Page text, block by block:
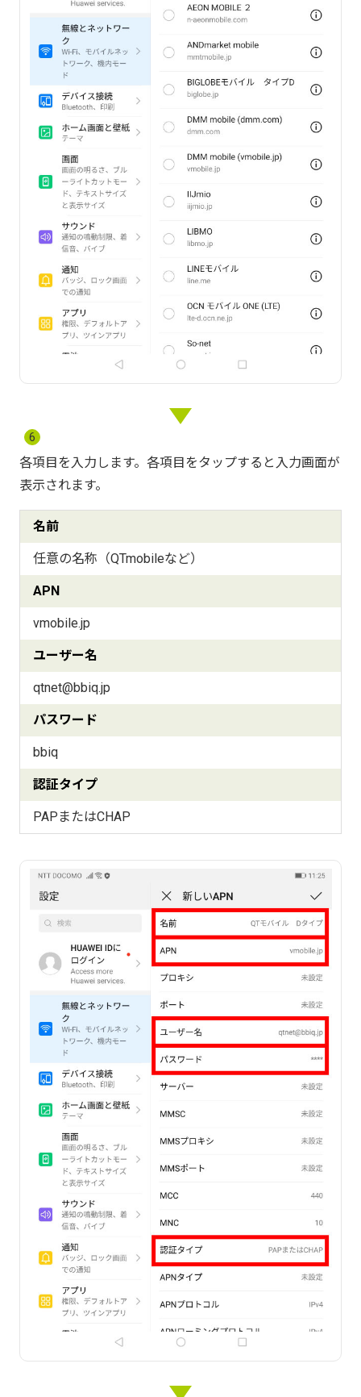
6
各項目を入力します。各項目をタップすると入力画面が
表示されます。
名前
任意の名称（QTmobileなど）
APN
vmobile.jp
ユーザー名
qtnet@bbiq.jp
パスワード
bbiq
認証タイプ
PAPまたはCHAP